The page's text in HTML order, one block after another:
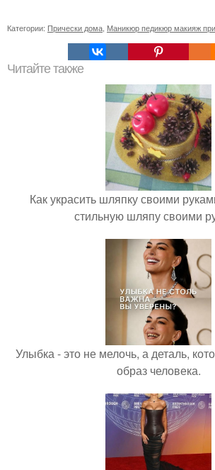
Категории: Прически дома Маникюр педикюр макияж
Читайте также
Как украсить шляпку своими
стильную шляпу своими
Улыбка - это не мелочь, а деталь,
образ человека.